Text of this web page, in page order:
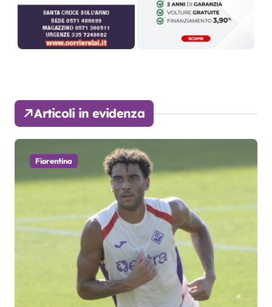
Articoli in evidenza
Fiorentina